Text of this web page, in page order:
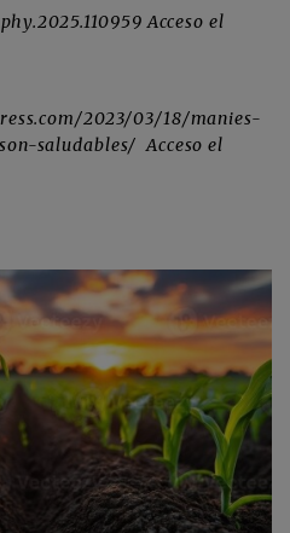
Acceso el
2023/03/18/manies-
saludables/ Acceso el